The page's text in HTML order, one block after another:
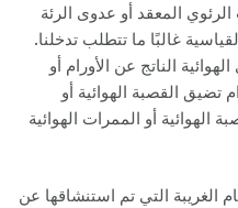
المعقد أو عدوى الرئة
غالبًا ما تتطلب تدخلنا.
الناتج عن الأورام أو
تضيق القصبة الهوائية أو
الهوائية أو الممرات الهوائية
الغريبة التي تم استنشاقها عن